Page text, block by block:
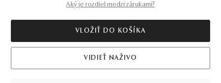
Aký je rozdiel medzi zárukami?
VLOŽIŤ DO KOŠÍKA
VIDIEŤ NAŽIVO